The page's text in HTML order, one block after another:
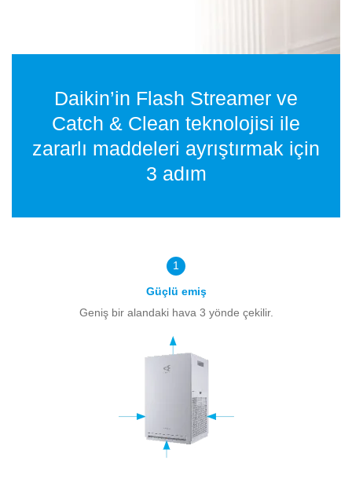
Daikin’in Flash Streamer ve
Catch & Clean teknolojisi ile
zararlı maddeleri ayrıştırmak için
3 adım
1
Güçlü emiş
Geniş bir alandaki hava 3 yönde çekilir.